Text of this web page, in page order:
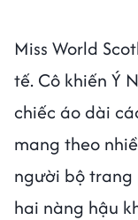
Miss World
tế. Cô khiến Ý
chiếc áo dài
mang theo
người bộ trang
hai nàng hậu